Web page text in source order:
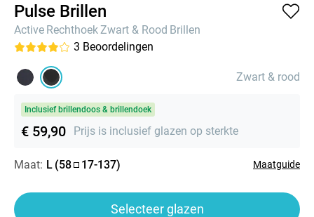
Pulse Brillen
Active RechthoekZwart & Rood Brillen
3 Beoordelingen
Zwart & rood
Inclusief brillendoos & brillendoek
€ 59,90 Prijs is inclusief glazen op sterkte
Maat: L (58 17-137) Maatguide
Selecteer glazen